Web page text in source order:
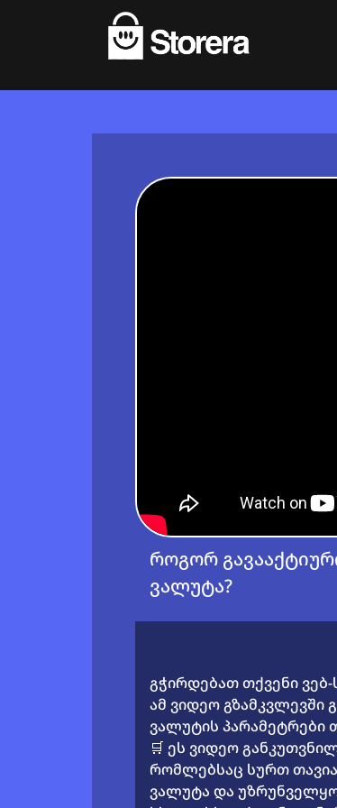
როგორ
ვალუტა?
გჭირდებათ თქვენი
ამ ვიდეო
ვალუტის პარამეტრები
🛒 ეს ვიდეო
რომლებსაც სურთ
ვალუტა და